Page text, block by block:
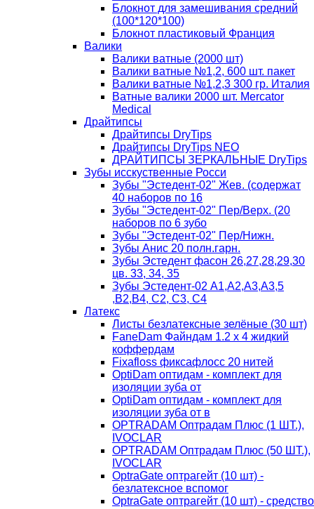
Блокнот для замешивания средний
(100*120*100)
Блокнот пластиковый Франция
Валики
Валики ватные (2000 шт)
Валики ватные №1,2, 600 шт. пакет
Валики ватные №1,2,3 300 гр. Италия
Ватные валики 2000 шт. Mercator
Medical
Драйтипсы
Драйтипсы DryTips
Драйтипсы DryTips NEO
ДРАЙТИПСЫ ЗЕРКАЛЬНЫЕ DryTips
Зубы исскуственные Росси
Зубы "Эстедент-02" Жев. (содержат
40 наборов по 16
Зубы "Эстедент-02" Пер/Верх. (20
наборов по 6 зубо
Зубы "Эстедент-02" Пер/Нижн.
Зубы Анис 20 полн.гарн.
Зубы Эстедент фасон 26,27,28,29,30
цв. 33, 34, 35
Зубы Эстедент-02 А1,А2,А3,А3,5
,В2,В4, С2, С3, С4
Латекс
Листы безлатексные зелёные (30 шт)
FaneDam Файндам 1.2 х 4 жидкий
коффердам
Fixafloss фиксафлосс 20 нитей
OptiDam оптидам - комплект для
изоляции зуба от
OptiDam оптидам - комплект для
изоляции зуба от в
OPTRADAM Оптрадам Плюс (1 ШТ.),
IVOCLAR
OPTRADAM Оптрадам Плюс (50 ШТ.),
IVOCLAR
OptraGate оптрагейт (10 шт) -
безлатексное вспомог
OptraGate оптрагейт (10 шт) - средство